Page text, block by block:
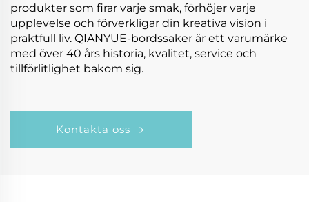
produkter som firar varje smak, förhöjer varje
upplevelse och förverkligar din kreativa vision i
praktfull liv. QIANYUE-bordssaker är ett varumärke
med över 40 års historia, kvalitet, service och
tillförlitlighet bakom sig.
Kontakta oss